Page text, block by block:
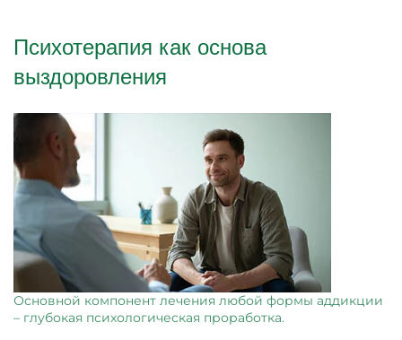
Психотерапия как основа
выздоровления
Основной компонент лечения любой формы аддикции
– глубокая психологическая проработка.